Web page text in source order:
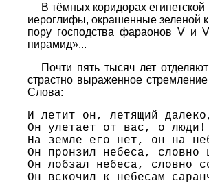
В тёмных коридорах
иероглифы, окрашенные зеленой
пору господства фараонов V и
пирамид»...
Почти пять тысяч лет
страстно выраженное
Слова:
И летит он, летящий
Он улетает от вас, о люди!
На земле его нет, он на
Он пронзил небеса, словно
Он лобзал небеса, словно
Он вскочил к небесам